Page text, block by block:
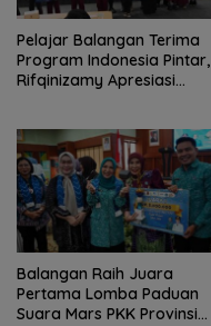
Pelajar Balangan Terima
Program Indonesia Pintar,
Rifqinizamy Apresiasi
Balangan Raih Juara
Pertama Lomba Paduan
Suara Mars PKK Provinsi